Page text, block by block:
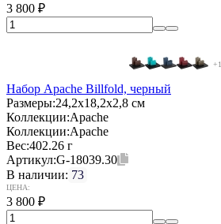
3 800 ₽
+1
Набор Apache Billfold, черный
Размеры:24,2х18,2х2,8 см
Коллекции:Apache
Коллекции:Apache
Вес:402.26 г
Артикул:G-18039.30
В наличии: 73
ЦЕНА:
3 800 ₽